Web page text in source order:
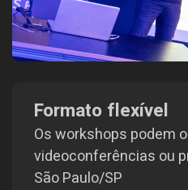
Formato flexível
Os workshops podem
videoconferências ou
São Paulo/SP